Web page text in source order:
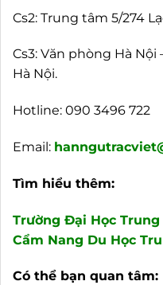
Cs2: Trung tâm 5/274
Cs3: Văn phòng Hà Nội
Hà Nội.
Hotline: 090 3496 722
Email:
Tìm hiểu thêm:
Trường Đại Học Trung
Cẩm Nang Du Học
Có thể bạn quan tâm: